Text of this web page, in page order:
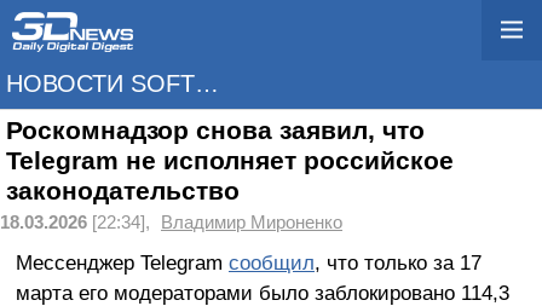
НОВОСТИ SOFTWARE
Роскомнадзор снова заявил, что
Telegram не исполняет российское
законодательство
18.03.2026 [22:34], Владимир Мироненко
Мессенджер Telegram сообщил, что только за 17
марта его модераторами было заблокировано 114,3